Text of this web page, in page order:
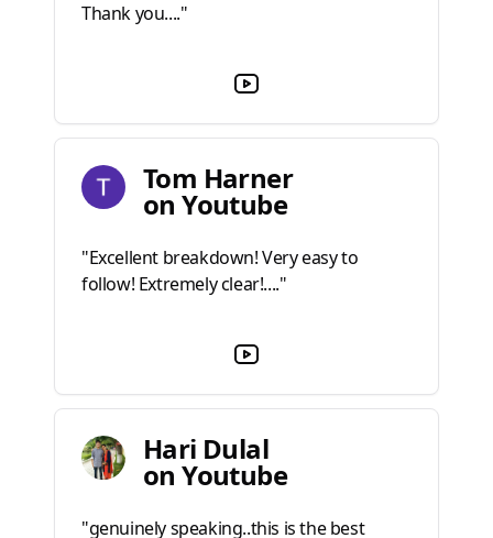
Thank you...."
Tom Harner
on Youtube
"Excellent breakdown! Very easy to
follow! Extremely clear!...."
Hari Dulal
on Youtube
"genuinely speaking..this is the best